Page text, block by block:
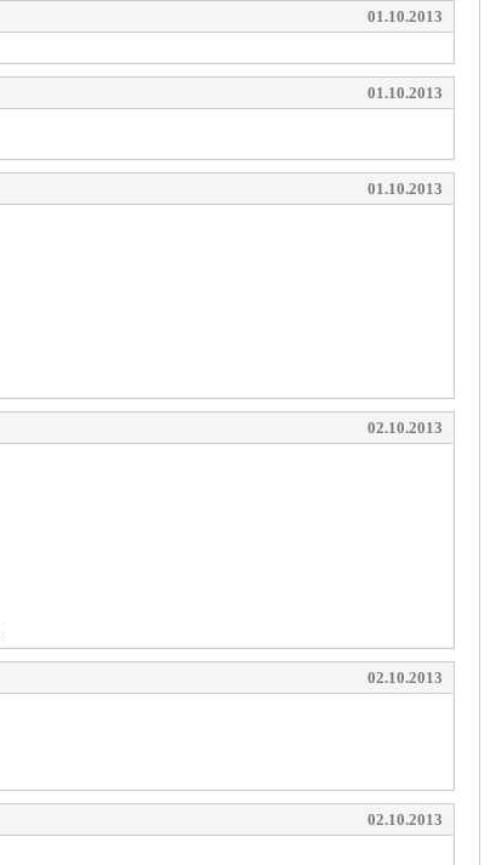
01.10.2013
01.10.2013
01.10.2013
02.10.2013
02.10.2013
02.10.2013